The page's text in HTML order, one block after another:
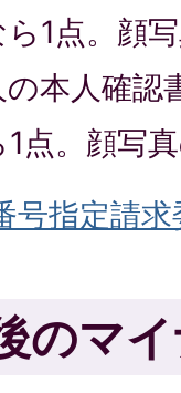
ら1点。顔
の本人確認
1点。顔写
号指定請
のマ